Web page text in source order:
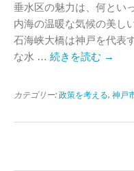
垂水区の魅力は、何とい
内海の温暖な気候の美し
石海峡大橋は神戸を代表
な水 … 続きを読む →
カテゴリー: 政策を考える, 神戸